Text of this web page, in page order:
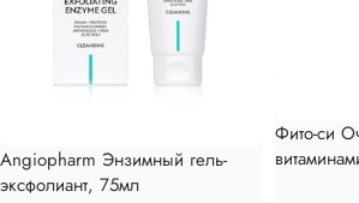
Angiopharm Энзимный гель-
эксфолиант, 75мл
Фито-си